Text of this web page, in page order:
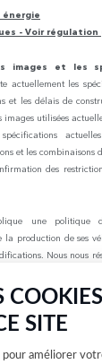
COOKIES
SITE
améliorer
- Voir régulation
images et les
actuellement les
et les délais de
utilisées
et les combinaisons
des
une politique
production de ses
Nous nous
sur les
sans préavis.
installés par
tarifs.